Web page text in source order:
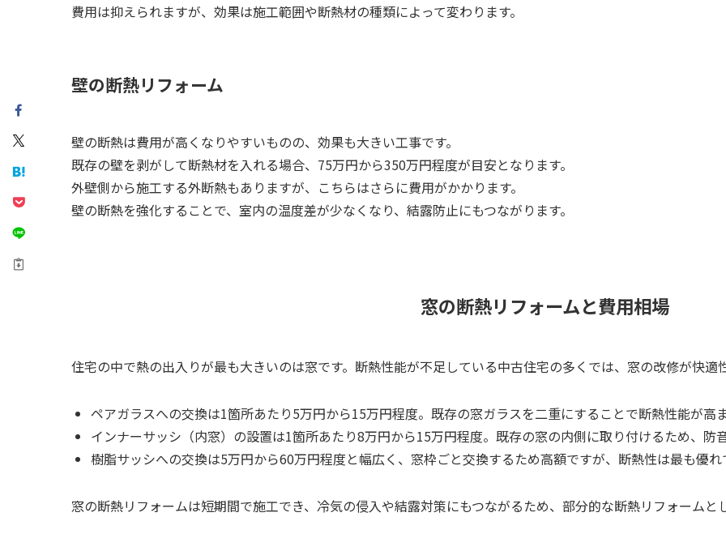
費用は抑えられますが、効果は施工範囲や断熱材の種類によって変わります。
壁の断熱リフォーム
壁の断熱は費用が高くなりやすいものの、効果も大きい工事です。
既存の壁を剥がして断熱材を入れる場合、75万円から350万円程度が目安となります。
外壁側から施工する外断熱もありますが、こちらはさらに費用がかかります。
壁の断熱を強化することで、室内の温度差が少なくなり、結露防止にもつながります。
窓の断熱リフォームと費用相場
住宅の中で熱の出入りが最も大きいのは窓です。断熱性能が不足している中古住宅の多くでは、窓の改修が快適
ペアガラスへの交換は1箇所あたり5万円から15万円程度。既存の窓ガラスを二重にすることで断熱性能が高
インナーサッシ（内窓）の設置は1箇所あたり8万円から15万円程度。既存の窓の内側に取り付けるため、防
樹脂サッシへの交換は5万円から60万円程度と幅広く、窓枠ごと交換するため高額ですが、断熱性は最も優れ
窓の断熱リフォームは短期間で施工でき、冷気の侵入や結露対策にもつながるため、部分的な断熱リフォームと